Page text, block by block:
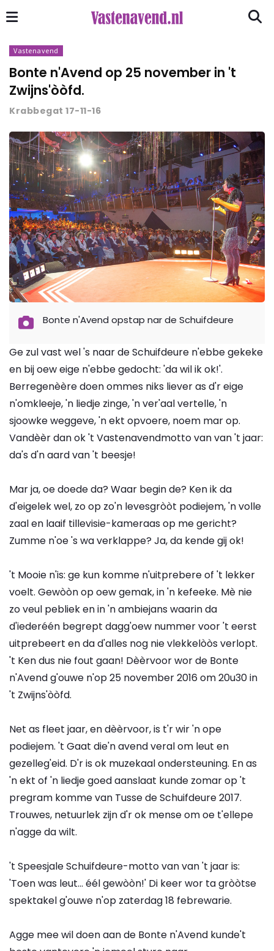
Vastenavend
Bonte n'Avend op 25 november in 't
Zwijns'òòfd.
Krabbegat 17-11-16
Bonte n'Avend opstap nar de Schuifdeure
Ge zul vast wel 's naar de Schuifdeure n'ebbe gekeke
en bij oew eige n'ebbe gedocht: 'da wil ik ok!'.
Berregenèère doen ommes niks liever as d'r eige
n'omkleeje, 'n liedje zinge, 'n ver'aal vertelle, 'n
sjoowke weggeve, 'n ekt opvoere, noem mar op.
Vandèèr dan ok 't Vastenavendmotto van van 't jaar:
da's d'n aard van 't beesje!
Mar ja, oe doede da? Waar begin de? Ken ik da
d'eigelek wel, zo op zo'n levesgròòt podiejem, 'n volle
zaal en laaif tillevisie-kameraas op me gericht?
Zumme n'oe 's wa verklappe? Ja, da kende gij ok!
't Mooie n'is: ge kun komme n'uitprebere of 't lekker
voelt. Gewòòn op oew gemak, in 'n kefeeke. Mè nie
zo veul pebliek en in 'n ambiejans waarin da
d'iederéén begrept dagg'oew nummer voor 't eerst
uitprebeert en da d'alles nog nie vlekkelòòs verlopt.
't Ken dus nie fout gaan! Dèèrvoor wor de Bonte
n'Avend g'ouwe n'op 25 november 2016 om 20u30 in
't Zwijns'òòfd.
Net as fleet jaar, en dèèrvoor, is t'r wir 'n ope
podiejem. 't Gaat die'n avend veral om leut en
gezelleg'eid. D'r is ok muzekaal ondersteuning. En as
'n ekt of 'n liedje goed aanslaat kunde zomar op 't
pregram komme van Tusse de Schuifdeure 2017.
Trouwes, netuurlek zijn d'r ok mense om oe t'ellepe
n'agge da wilt.
't Speesjale Schuifdeure-motto van van 't jaar is:
'Toen was leut... éél gewòòn!' Di keer wor ta gròòtse
spektakel g'ouwe n'op zaterdag 18 febrewarie.
Agge mee wil doen aan de Bonte n'Avend kunde't